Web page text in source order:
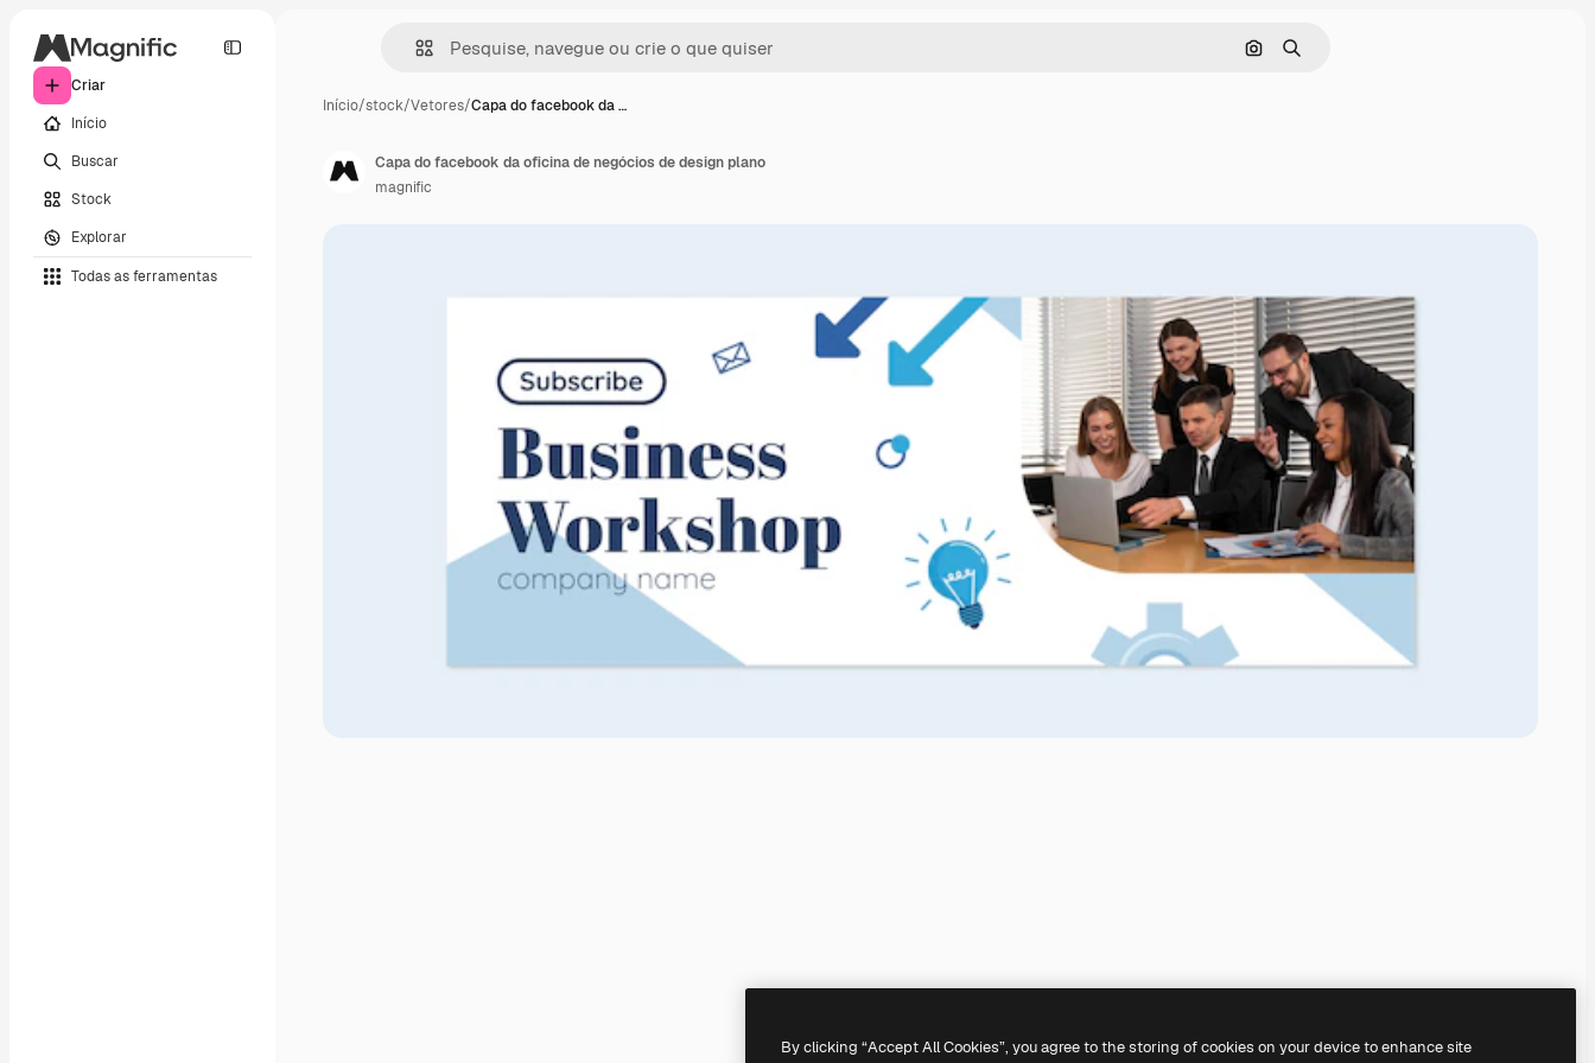
Criar
Início
Buscar
Stock
Explorar
Todas as ferramentas
Pesquisar por imagem
Buscar
Início/stock/Vetores/Capa do facebook da …
Capa do facebook da oficina de negócios de design plano
magnific
By clicking “Accept All Cookies”, you agree to the storing of cookies on your device to enhance site